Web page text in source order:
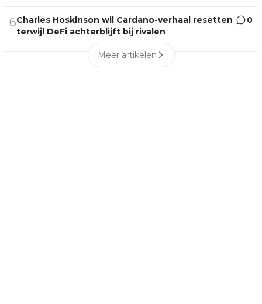
6Charles Hoskinson wil Cardano-verhaal resetten
terwijl DeFi achterblijft bij rivalen
0
Meer artikelen